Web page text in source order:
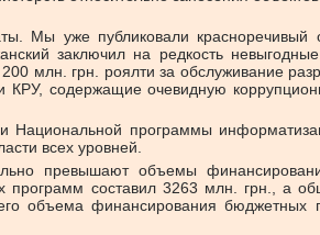
Мы уже публиковали красноречивый
заключил на редкость
млн. грн. роялти за обслуживание
КРУ, содержащие очевидную
Национальной программы
всех уровней.
превышают объемы
составил 3263 млн. грн., а
объема финансирования